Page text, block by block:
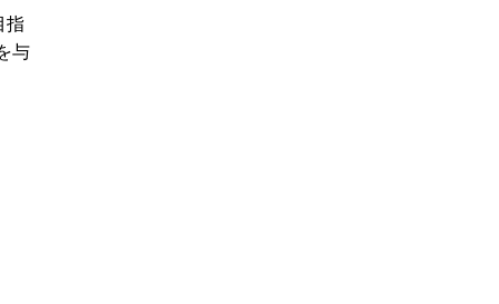
指
与